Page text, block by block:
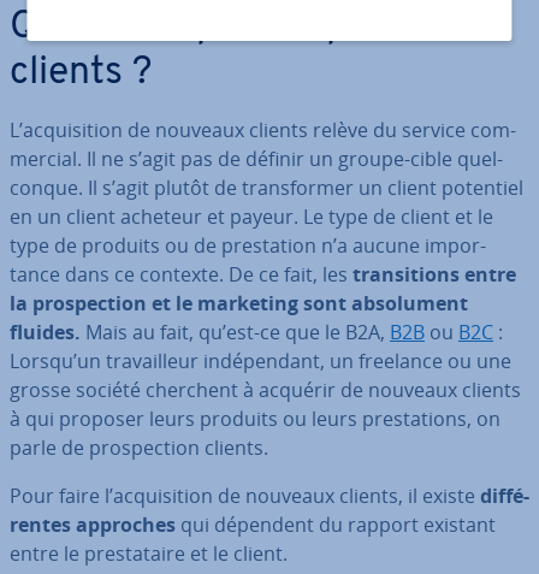
Qu’est-ce que l’ac­qui­si­tion
clients ?
L’ac­qui­si­tion de nouveaux clients relève du service com­
mer­cial. Il ne s’agit pas de définir un groupe-cible quel­
conque. Il s’agit plutôt de trans­for­mer un client potentiel
en un client acheteur et payeur. Le type de client et le
type de produits ou de pres­ta­tion n’a aucune im­por­
tance dans ce contexte. De ce fait, les tran­si­tions entre
la pros­pec­tion et le marketing sont ab­so­lu­ment
fluides. Mais au fait, qu’est-ce que le B2A, B2B ou B2C :
Lorsqu’un tra­vail­leur in­dé­pen­dant, un freelance ou une
grosse société cherchent à acquérir de nouveaux clients
à qui proposer leurs produits ou leurs pres­ta­tions, on
parle de pros­pec­tion clients.
Pour faire l’ac­qui­si­tion de nouveaux clients, il existe dif­fé­
rentes approches qui dépendent du rapport existant
entre le pres­ta­taire et le client.